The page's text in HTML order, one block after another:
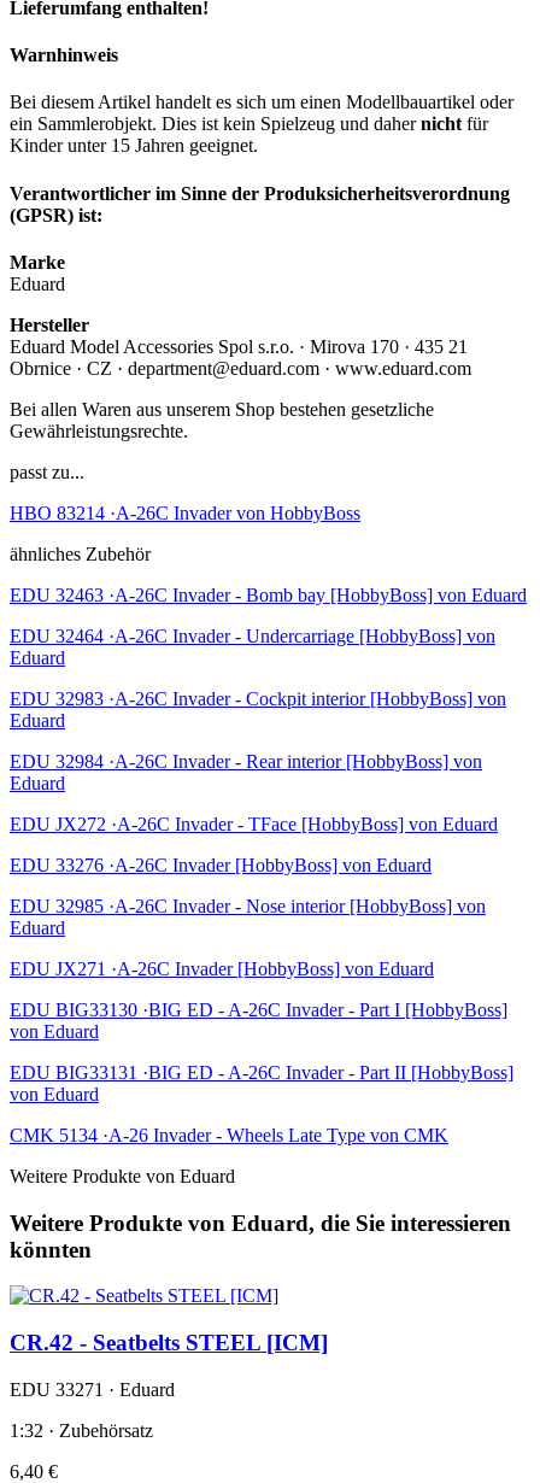
Lieferumfang enthalten!
Warnhinweis
Bei diesem Artikel handelt es sich um einen Modellbauartikel oder
ein Sammlerobjekt. Dies ist kein Spielzeug und dahernicht für
Kinder unter 15 Jahren geeignet.
Verantwortlicher im Sinne der Produksicherheitsverordnung
(GPSR) ist:
Marke
Eduard
Hersteller
Eduard Model Accessories Spol s.r.o. · Mirova 170 · 435 21
Obrnice · CZ · department@eduard.com · www.eduard.com
Bei allen Waren aus unserem Shop bestehen gesetzliche
Gewährleistungsrechte.
passt zu...
HBO 83214 ·A-26C Invader von HobbyBoss
ähnliches Zubehör
EDU 32463 ·A-26C Invader - Bomb bay [HobbyBoss] von Eduard
EDU 32464 ·A-26C Invader - Undercarriage [HobbyBoss] von
Eduard
EDU 32983 ·A-26C Invader - Cockpit interior [HobbyBoss] von
Eduard
EDU 32984 ·A-26C Invader - Rear interior [HobbyBoss] von
Eduard
EDU JX272 ·A-26C Invader - TFace [HobbyBoss] von Eduard
EDU 33276 ·A-26C Invader [HobbyBoss] von Eduard
EDU 32985 ·A-26C Invader - Nose interior [HobbyBoss] von
Eduard
EDU JX271 ·A-26C Invader [HobbyBoss] von Eduard
EDU BIG33130 ·BIG ED - A-26C Invader - Part I [HobbyBoss]
von Eduard
EDU BIG33131 ·BIG ED - A-26C Invader - Part II [HobbyBoss]
von Eduard
CMK 5134 ·A-26 Invader - Wheels Late Type von CMK
Weitere Produkte von Eduard
Weitere Produkte von Eduard, die Sie interessieren
könnten
CR.42 - Seatbelts STEEL [ICM]
EDU 33271 · Eduard
1:32 · Zubehörsatz
6,40 €